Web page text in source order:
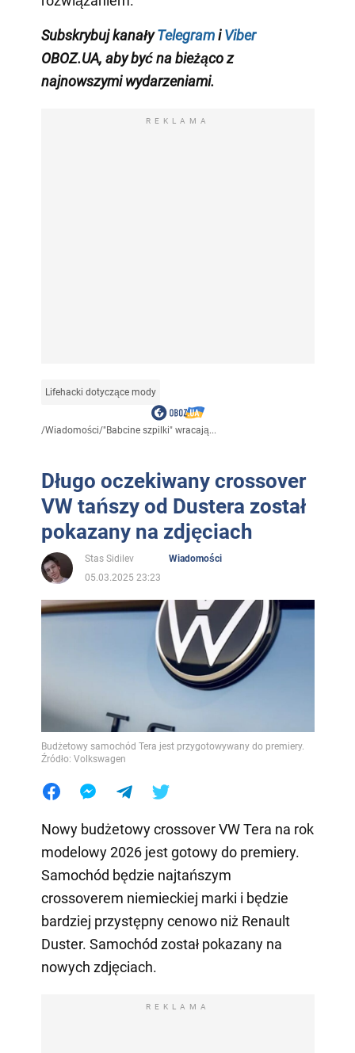
SubskrybujkanałyTelegramiViber
OBOZ.UA, aby być na bieżącoz
najnowszymi wydarzeniami.
REKLAMA
Lifehacki dotyczące mody
/Wiadomości/"Babcine szpilki" wracają...
Długo oczekiwany crossover
VW tańszy od Dustera został
pokazany na zdjęciach
Stas Sidilev
Wiadomości
05.03.2025 23:23
Budżetowy samochód Tera jest przygotowywany do premiery.
Źródło: Volkswagen
Nowy budżetowy crossover VW Tera na rok
modelowy 2026 jest gotowy do premiery.
Samochód będzie najtańszym
crossoverem niemieckiej marki i będzie
bardziej przystępny cenowo niż Renault
Duster. Samochód został pokazany na
nowych zdjęciach.
REKLAMA